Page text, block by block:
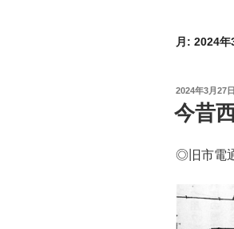
月: 2024年
投
稿
日:
2024年3月27日
今昔
◎旧市電